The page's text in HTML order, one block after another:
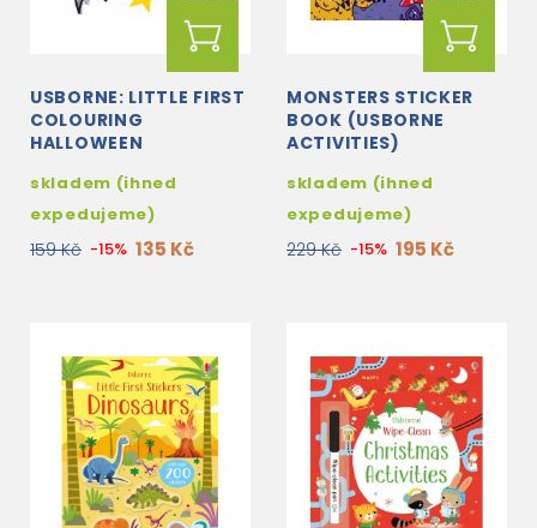
USBORNE: LITTLE FIRST
COLOURING
HALLOWEEN
skladem (ihned
expedujeme)
159 Kč -15% 135 Kč
MONSTERS STICKER
BOOK (USBORNE
ACTIVITIES)
skladem (ihned
expedujeme)
229 Kč -15% 195 Kč